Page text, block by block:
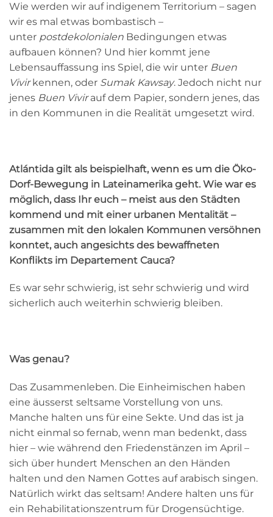
Wie werden wir auf indigenem Territorium – sagen
wir es mal etwas bombastisch –
unter postdekolonialen Bedingungen etwas
aufbauen können? Und hier kommt jene
Lebensauffassung ins Spiel, die wir unter Buen
Vivirkennen, oder Sumak Kawsay. Jedoch nicht nur
jenes Buen Vivirauf dem Papier, sondern jenes, das
in den Kommunen in die Realität umgesetzt wird.
Atlántida gilt als beispielhaft, wenn es um die Öko-
Dorf-Bewegung in Lateinamerika geht. Wie war es
möglich, dass Ihr euch – meist aus den Städten
kommend und mit einer urbanen Mentalität –
zusammen mit den lokalen Kommunen versöhnen
konntet, auch angesichts des bewaffneten
Konflikts im Departement Cauca?
Es war sehr schwierig, ist sehr schwierig und wird
sicherlich auch weiterhin schwierig bleiben.
Was genau?
Das Zusammenleben. Die Einheimischen haben
eine äusserst seltsame Vorstellung von uns.
Manche halten uns für eine Sekte. Und das ist ja
nicht einmal so fernab, wenn man bedenkt, dass
hier – wie während den Friedenstänzen im April –
sich über hundert Menschen an den Händen
halten und den Namen Gottes auf arabisch singen.
Natürlich wirkt das seltsam! Andere halten uns für
ein Rehabilitationszentrum für Drogensüchtige.